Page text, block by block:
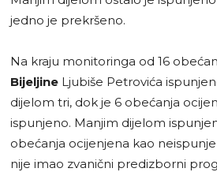
jedno je prekršeno.
Na kraju monitoringa od 16
Bijeljine Ljubiše Petrovića
dijelom tri, dok je 6 obećanja
ispunjeno. Manjim dijelom
obećanja ocijenjena kao
nije imao zvanični predizborni